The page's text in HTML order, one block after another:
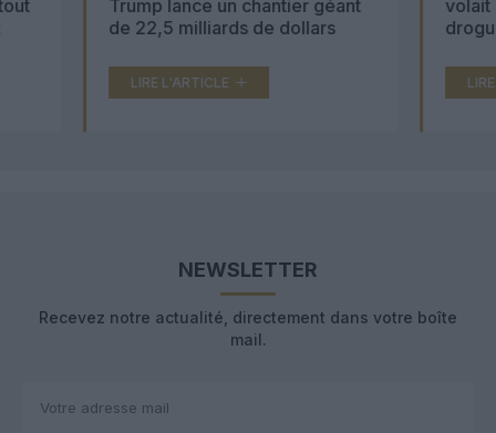
Trump lance un chantier géant
de 22,5 milliards de dollars
LIRE L'ARTICLE
volait sous
drogues… et
LIRE
NEWSLETTER
Recevez notre actualité, directement dans votre boîte
mail.